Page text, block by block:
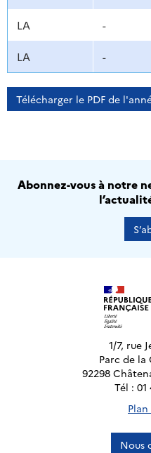
LA -
LA -
Télécharger le PDF de
Abonnez-vous à notre
1/7, rue
Parc de la
92298
Tél : 01
Nous